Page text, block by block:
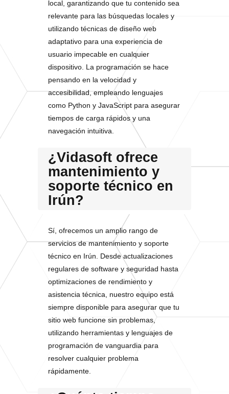
local, garantizando que tu contenido sea
relevante para las búsquedas locales y
utilizando técnicas de diseño web
adaptativo para una experiencia de
usuario impecable en cualquier
dispositivo. La programación se hace
pensando en la velocidad y
accesibilidad, empleando lenguajes
como Python y JavaScript para asegurar
tiempos de carga rápidos y una
navegación intuitiva.
¿Vidasoft ofrece
mantenimiento y
soporte técnico en
Irún?
Sí, ofrecemos un amplio rango de
servicios de mantenimiento y soporte
técnico en Irún. Desde actualizaciones
regulares de software y seguridad hasta
optimizaciones de rendimiento y
asistencia técnica, nuestro equipo está
siempre disponible para asegurar que tu
sitio web funcione sin problemas,
utilizando herramientas y lenguajes de
programación de vanguardia para
resolver cualquier problema
rápidamente.